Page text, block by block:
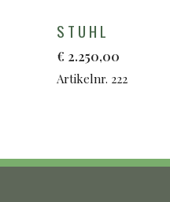
STUHL
€ 2.250,00
Artikelnr. 222